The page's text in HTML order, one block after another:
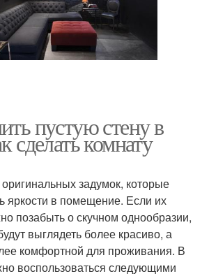
пустую стену в
сделать комнату
задумок, которые
яркости в помещение. Если их
позабыть о скучном однообразии,
выглядеть более красиво, а
комфортной для проживания. В
воспользоваться следующими